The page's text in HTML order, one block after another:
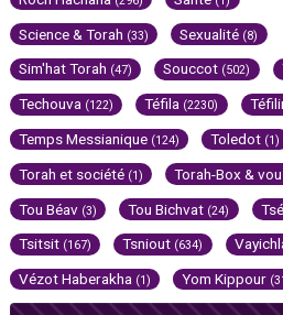
Science & Torah (33) Sexualité (8)
Sim'hat Torah (47) Souccot (502)
Techouva (122) Téfila (2230)
Temps Messianique (124) Toledot (1)
Torah et société (1) Torah-Box &
Tou Béav (3) Tou Bichvat (24)
Tsitsit (167) Tsniout (634)
Vézot Haberakha (1) Yom Kippour